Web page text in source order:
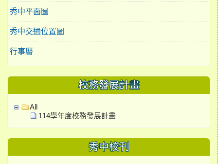
秀中平面圖
秀中交通位置圖
行事曆
校務發展計畫
All
114學年度校務發展計畫
秀中校刊